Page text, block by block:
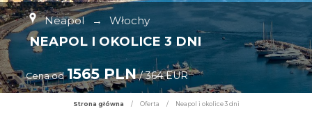
Neapol → Włochy
NEAPOL I OKOLICE 3 DNI
Cena od 1565 PLN/ 364 EUR
Strona główna / Oferta / Neapol i okolice 3 dni